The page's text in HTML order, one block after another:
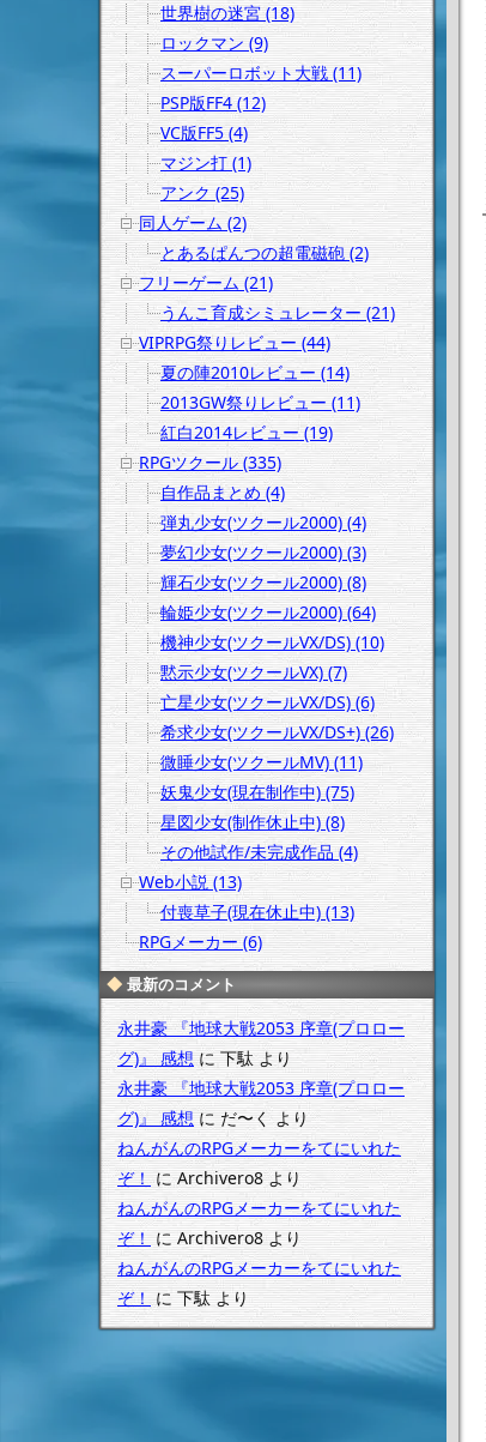
世界樹の迷宮 (18)
ロックマン (9)
スーパーロボット大戦 (11)
PSP版FF4 (12)
VC版FF5 (4)
マジン打 (1)
アンク (25)
同人ゲーム (2)
とあるぱんつの超電磁砲 (2)
フリーゲーム (21)
うんこ育成シミュレーター (21)
VIPRPG祭りレビュー (44)
夏の陣2010レビュー (14)
2013GW祭りレビュー (11)
紅白2014レビュー (19)
RPGツクール (335)
自作品まとめ (4)
弾丸少女(ツクール2000) (4)
夢幻少女(ツクール2000) (3)
輝石少女(ツクール2000) (8)
輪姫少女(ツクール2000) (64)
機神少女(ツクールVX/DS) (10)
黙示少女(ツクールVX) (7)
亡星少女(ツクールVX/DS) (6)
希求少女(ツクールVX/DS+) (26)
微睡少女(ツクールMV) (11)
妖鬼少女(現在制作中) (75)
星図少女(制作休止中) (8)
その他試作/未完成作品 (4)
Web小説 (13)
付喪草子(現在休止中) (13)
RPGメーカー (6)
最新のコメント
永井豪 『地球大戦2053 序章(プロロー
グ)』 感想に下駄より
永井豪 『地球大戦2053 序章(プロロー
グ)』 感想に だ〜くより
ねんがんのRPGメーカーをてにいれた
ぞ！にArchivero8より
ねんがんのRPGメーカーをてにいれた
ぞ！ に Archivero8より
ねんがんのRPGメーカーをてにいれた
ぞ！に 下駄より